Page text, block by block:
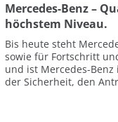
Mercedes-Benz –
höchstem Niveau.
Bis heute steht
sowie für Fortschritt
und ist Mercedes-
der Sicherheit, den